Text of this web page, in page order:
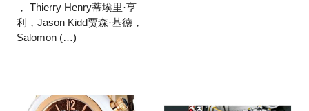
， Thierry Henry蒂埃里·亨
利，Jason Kidd贾森·基德，
Salomon (…)